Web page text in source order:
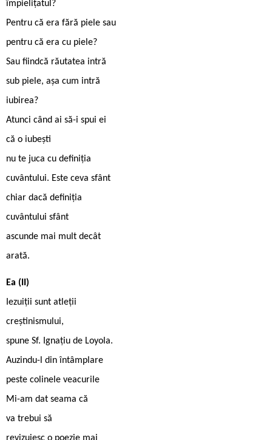
împielițatul?
Pentru că era fără piele sau
pentru că era cu piele?
Sau fiindcă răutatea intră
sub piele, așa cum intră
iubirea?
Atunci când ai să-i spui ei
că o iubești
nu te juca cu definiția
cuvântului. Este ceva sfânt
chiar dacă definiția
cuvântului sfânt
ascunde mai mult decât
arată.
Ea (II)
Iezuiții sunt atleții
creștinismului,
spune Sf. Ignațiu de Loyola.
Auzindu-l din întâmplare
peste colinele veacurile
Mi-am dat seama că
va trebui să
revizuiesc o poezie mai